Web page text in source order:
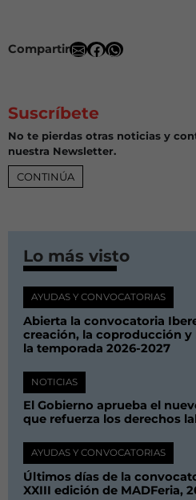
Compartir
Suscríbete
No te pierdas otras noticias y
nuestra Newsletter.
CONTINÚA
Lo más visto
AYUDAS Y CONVOCATORIAS
Abierta la convocatoria
creación, la coproducción y
la temporada 2026-2027
NOTICIAS
El Gobierno aprueba el
que refuerza los derechos
AYUDAS Y CONVOCATORIAS
Últimos días de la
XXIII edición de MADFeria,